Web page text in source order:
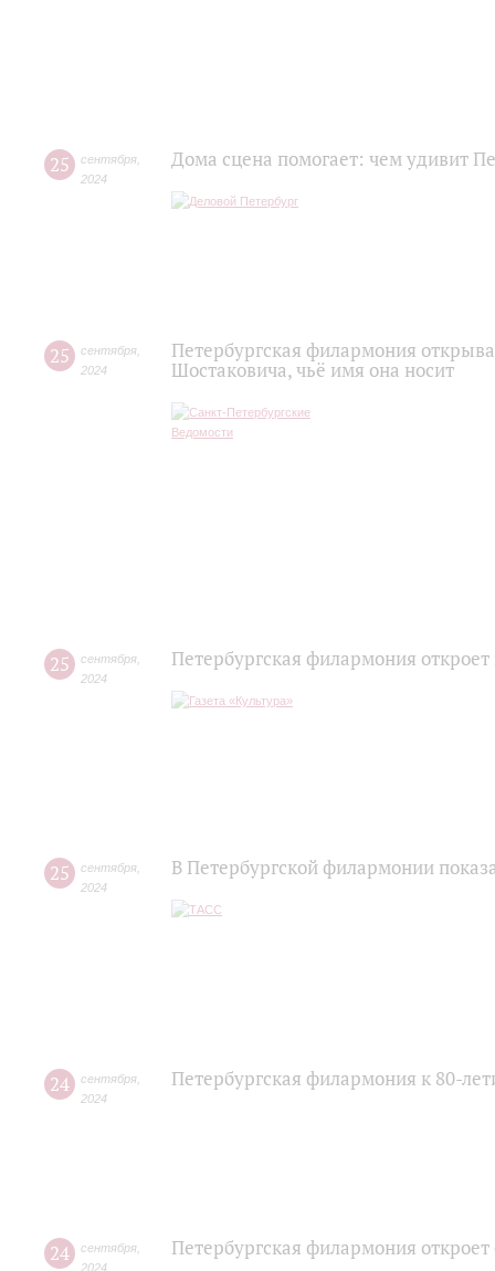
25 сентября
2024
Дома сцена помогает: чем удивит
25 сентября
2024
Петербургская филармония
Шостаковича, чьё имя она носит
25 сентября
2024
Петербургская филармония
25 сентября
2024
В Петербургской филармонии
24 сентября
2024
Петербургская филармония к 80-
24 сентября
2024
Петербургская филармония